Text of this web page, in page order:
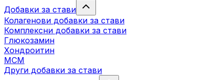
Добавки за стави
Колагенови добавки за стави
Комплексни добавки за стави
Глюкозамин
Хондроитин
МСМ
Други добавки за стави